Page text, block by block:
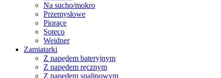
Na sucho/mokro
Przemysłowe
Piorące
Soteco
Weidner
Zamiatarki
Z napędem bateryjnym
Z napędem ręcznym
Z napędem spalinowym